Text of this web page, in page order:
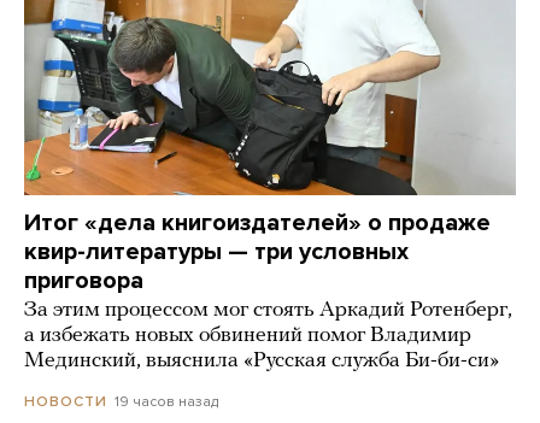
Итог «дела книгоиздателей» о продаже
квир-литературы — три условных
приговора
За этим процессом мог стоять Аркадий Ротенберг,
а избежать новых обвинений помог Владимир
Мединский, выяснила «Русская служба Би-би-си»
НОВОСТИ 19 часов назад